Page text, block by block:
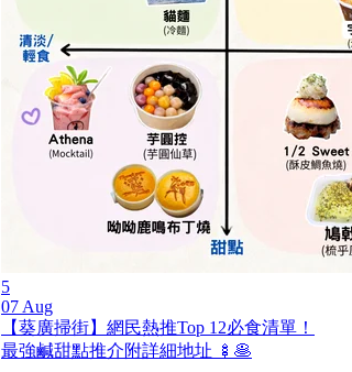
5
07 Aug
【葵廣掃街】網民熱推Top 12必食清單！
最強鹹甜點推介附詳細地址 🍢🥞